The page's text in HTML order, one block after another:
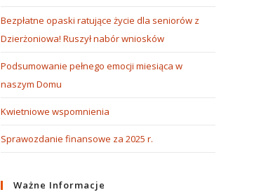
Bezpłatne opaski ratujące życie dla seniorów z
Dzierżoniowa! Ruszył nabór wniosków
Podsumowanie pełnego emocji miesiąca w
naszym Domu
Kwietniowe wspomnienia
Sprawozdanie finansowe za 2025 r.
Ważne Informacje